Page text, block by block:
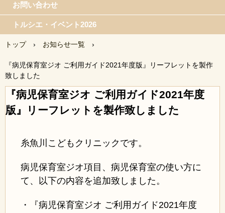
お問い合わせ
トルシエ・イベント2026
トップ › お知らせ一覧 ›
『病児保育室ジオ ご利用ガイド2021年度版』リーフレットを製作
致しました
『病児保育室ジオ ご利用ガイド2021年度
版』リーフレットを製作致しました
糸魚川こどもクリニックです。
病児保育室ジオ項目、病児保育室の使い方に
て、以下の内容を追加致しました。
・『病児保育室ジオ ご利用ガイド2021年度